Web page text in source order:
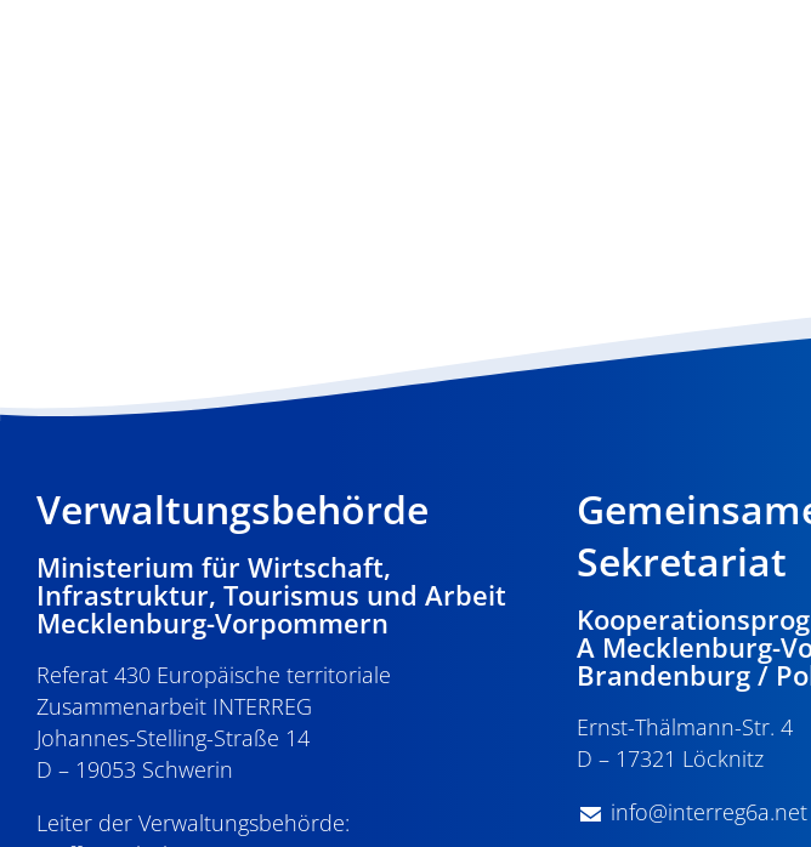
Verwaltungsbehörde
Ministerium für Wirtschaft,
Infrastruktur, Tourismus und Arbeit
Mecklenburg-Vorpommern
Referat 430 Europäische territoriale
Zusammenarbeit INTERREG
Johannes-Stelling-Straße 14
D – 19053 Schwerin
Leiter der Verwaltungsbehörde:
Sekretariat
A Mecklenburg-
Brandenburg /
Ernst-Thälmann-Str. 4
D – 17321 Löcknitz
info@interreg6a.net